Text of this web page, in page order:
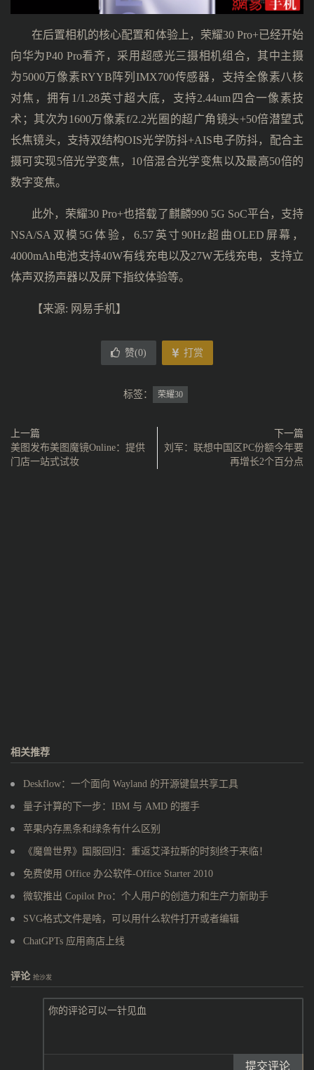
在后置相机的核心配置和体验上，荣耀30 Pro+已经开始
向华为P40 Pro看齐，采用超感光三摄相机组合，其中主摄
为5000万像素RYYB阵列IMX700传感器，支持全像素八核
对焦，拥有1/1.28英寸超大底，支持2.44um四合一像素技
术；其次为1600万像素f/2.2光圈的超广角镜头+50倍潜望式
长焦镜头，支持双结构OIS光学防抖+AIS电子防抖，配合主
摄可实现5倍光学变焦，10倍混合光学变焦以及最高50倍的
数字变焦。
此外，荣耀30 Pro+也搭载了麒麟990 5G SoC平台，支持
NSA/SA双模5G体验，6.57英寸90Hz超曲OLED屏幕，
4000mAh电池支持40W有线充电以及27W无线充电，支持立
体声双扬声器以及屏下指纹体验等。
【来源: 网易手机】
赞(0) 打赏
标签： 荣耀30
上一篇
美图发布美图魔镜Online：提供
门店一站式试妆
下一篇
刘军：联想中国区PC份额今年要
再增长2个百分点
相关推荐
Deskflow：一个面向 Wayland 的开源键鼠共享工具
量子计算的下一步：IBM 与 AMD 的握手
苹果内存黑条和绿条有什么区别
《魔兽世界》国服回归：重返艾泽拉斯的时刻终于来临！
免费使用 Office 办公软件-Office Starter 2010
微软推出 Copilot Pro：个人用户的创造力和生产力新助手
SVG格式文件是啥，可以用什么软件打开或者编辑
ChatGPTs 应用商店上线
评论 抢沙发
提交评论